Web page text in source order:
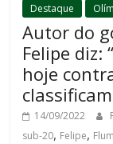
Destaque
Autor do
Felipe diz:
hoje
14/09/2022
sub-20, Felipe,